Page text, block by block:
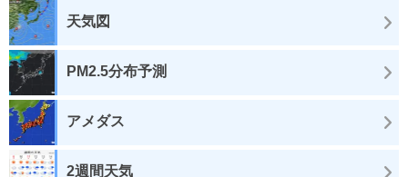
天気図
PM2.5分布予測
アメダス
2週間天気